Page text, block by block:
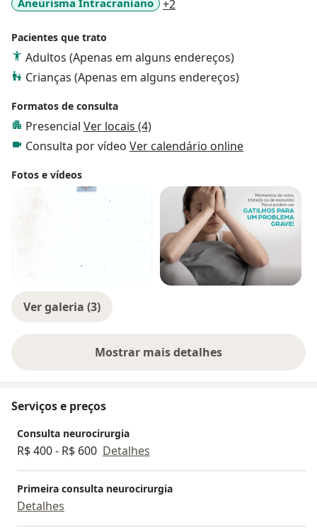
Aneurisma Intracraniano +2
Pacientes que trato
Adultos (Apenas em alguns endereços)
Crianças (Apenas em alguns endereços)
Formatos de consulta
Presencial Ver locais (4)
Consulta por vídeo Ver calendário online
Fotos e vídeos
Ver galeria (3)
Mostrar mais detalhes
sobre a experiência
Serviços e preços
Consulta neurocirurgia
R$ 400 - R$ 600 Detalhes
Primeira consulta neurocirurgia
Detalhes